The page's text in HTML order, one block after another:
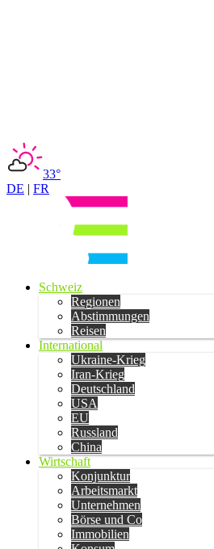
33°
DE | FR
Schweiz
Regionen
Abstimmungen
Reisen
International
Ukraine-Krieg
Iran-Krieg
Deutschland
USA
EU
Russland
China
Wirtschaft
Konjunktur
Arbeitsmarkt
Unternehmen
Börse und Co
Immobilien